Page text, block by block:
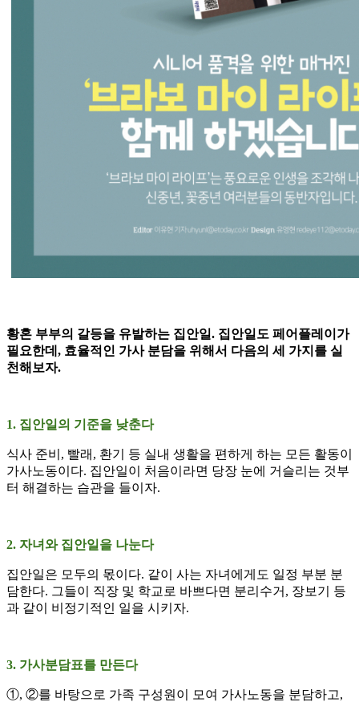
황혼 부부의 갈등을 유발하는 집안일. 집안일도 페어플레이가
필요한데, 효율적인 가사 분담을 위해서 다음의 세 가지를 실
천해보자.
1. 집안일의 기준을 낮춘다
식사 준비, 빨래, 환기 등 실내 생활을 편하게 하는 모든 활동이
가사노동이다. 집안일이 처음이라면 당장 눈에 거슬리는 것부
터 해결하는 습관을 들이자.
2. 자녀와 집안일을 나눈다
집안일은 모두의 몫이다. 같이 사는 자녀에게도 일정 부분 분
담한다. 그들이 직장 및 학교로 바쁘다면 분리수거, 장보기 등
과 같이 비정기적인 일을 시키자.
3. 가사분담표를 만든다
①, ②를 바탕으로 가족 구성원이 모여 가사노동을 분담하고,